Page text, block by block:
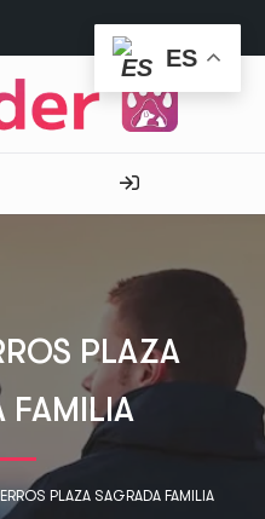
PLAZA
FAMILIA
PLAZA SAGRADA FAMILIA
ES